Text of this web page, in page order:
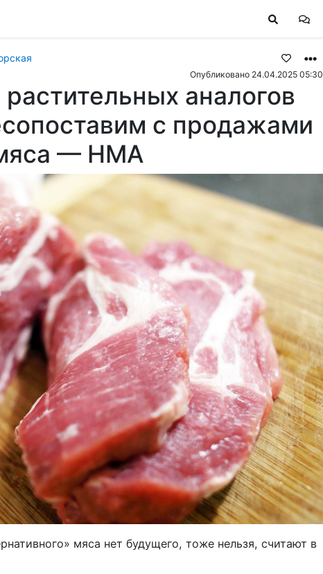
Опубликовано 24.04.2025 05:30
аналогов
с продажами
— НМА
мяса нет будущего, тоже нельзя, считают в